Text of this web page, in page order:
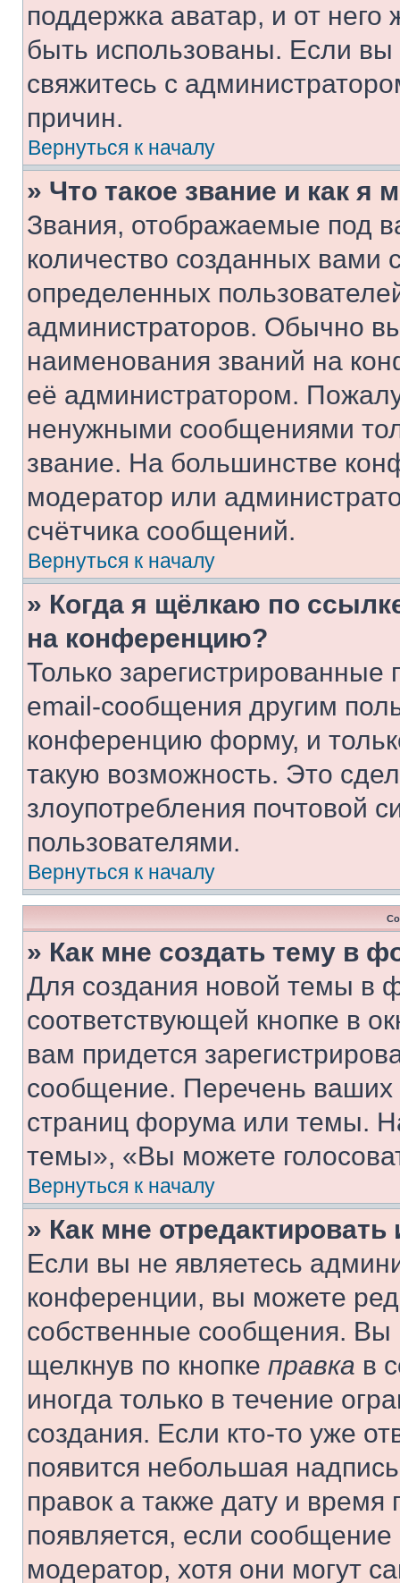
поддержка аватар, и от него
быть использованы. Если
свяжитесь с
причин.
Вернуться к началу
» Что такое звание и как я
Звания, отображаемые под
количество созданных
определенных
администраторов. Обычно
наименования званий на
её администратором.
ненужными сообщениями
звание. На большинстве
модератор или
счётчика сообщений.
Вернуться к началу
» Когда я щёлкаю по
на конференцию?
Только зарегистрированные
email-сообщения другим
конференцию форму, и
такую возможность. Это
злоупотребления почтовой
пользователями.
Вернуться к началу
» Как мне создать тему в
Для создания новой темы в
соответствующей кнопке в
вам придется
сообщение. Перечень ваших
страниц форума или темы.
темы», «Вы можете
Вернуться к началу
» Как мне
Если вы не являетесь
конференции, вы можете
собственные сообщения. Вы
щелкнув по кнопке правка в
иногда только в течение
создания. Если кто-то уже
появится небольшая
правок а также дату и
появляется, если
модератор, хотя они могут